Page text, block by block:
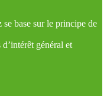
base sur le principe de
général et